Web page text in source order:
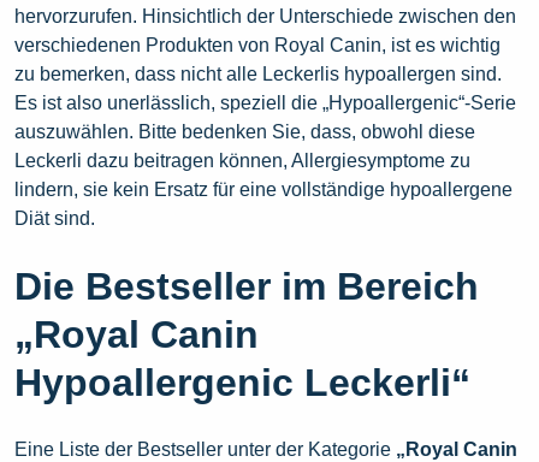
hervorzurufen. Hinsichtlich der Unterschiede zwischen den
verschiedenen Produkten von Royal Canin, ist es wichtig
zu bemerken, dass nicht alle Leckerlis hypoallergen sind.
Es ist also unerlässlich, speziell die „Hypoallergenic“-Serie
auszuwählen. Bitte bedenken Sie, dass, obwohl diese
Leckerli dazu beitragen können, Allergiesymptome zu
lindern, sie kein Ersatz für eine vollständige hypoallergene
Diät sind.
Die Bestseller im Bereich
„Royal Canin
Hypoallergenic Leckerli“
Eine Liste der Bestseller unter der Kategorie „Royal Canin